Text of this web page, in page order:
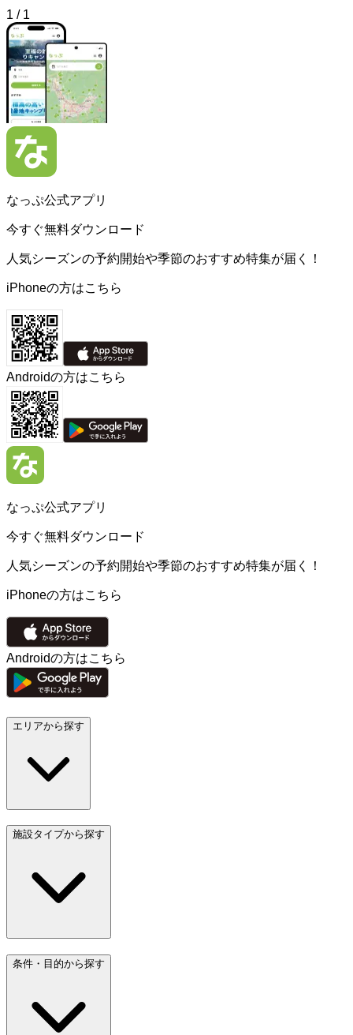
1 / 1
なっぷ公式アプリ
今すぐ無料ダウンロード
人気シーズンの予約開始や季節のおすすめ特集が届く！
iPhoneの方はこちら
Androidの方はこちら
なっぷ公式アプリ
今すぐ無料ダウンロード
人気シーズンの予約開始や季節のおすすめ特集が届く！
iPhoneの方はこちら
Androidの方はこちら
エリアから探す
施設タイプから探す
条件・目的から探す